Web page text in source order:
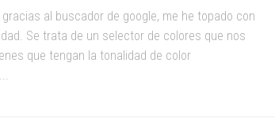
al buscador de google, me he topado con
Se trata de un selector de colores que nos
que tengan la tonalidad de color